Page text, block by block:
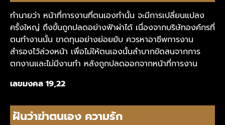
ทำนายว่า หน้าที่การงานที่ตนเองทำนั้น จะมีการเปลี่ยนแปลง
ครั้งใหญ่ ถึงขั้นถูกปลดอย่างฟ้าผ่าได้ เนื่องจากบริษัทองค์กรที่
ตนทำงานนั้น ขาดทุนอย่างย่อยยับ ควรหาอาชีพการงาน
สำรองไว้ล่วงหน้า เพื่อไม่ให้ตนเองนั้นลำบากขัดสนจากการ
ตกงานและไม่มีงานทำ หลังถูกปลดออกจากหน้าที่การงาน
เลขมงคล 19,22
ฝันว่าฆ่าตนเอง ความรัก